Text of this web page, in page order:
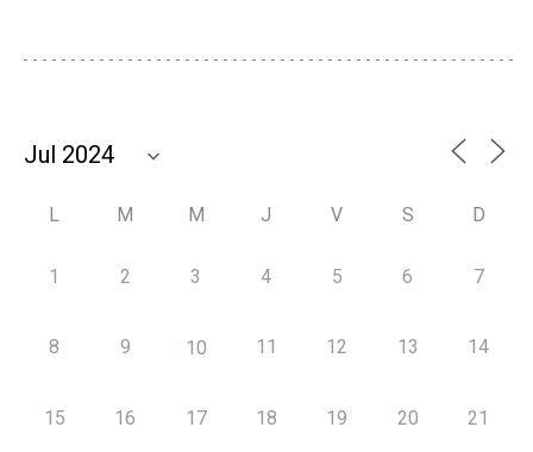
L M M J V S D
1 2 3 4 5 6 7
8 9 10 11 12 13 14
15 16 17 18 19 20 21